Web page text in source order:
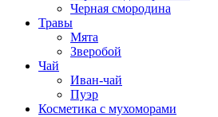
Черная смородина
Травы
Мята
Зверобой
Чай
Иван-чай
Пуэр
Косметика с мухоморами